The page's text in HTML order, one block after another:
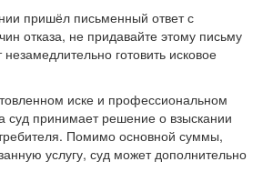
пришёл письменный ответ с
отказа, не придавайте этому письму
готовить исковое
иске и профессиональном
суд принимает решение о взыскании
Помимо основной суммы,
услугу, суд может дополнительно